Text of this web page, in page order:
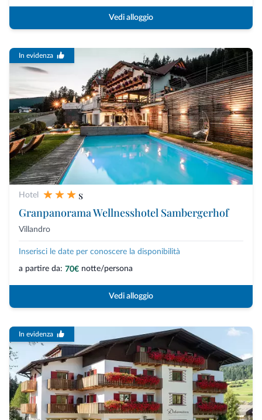
Vedi alloggio
In evidenza
Hotel
s
Granpanorama Wellnesshotel Sambergerhof
Villandro
Inserisci le date per conoscere la disponibilità
a partire da: 70€ notte/persona
Vedi alloggio
In evidenza